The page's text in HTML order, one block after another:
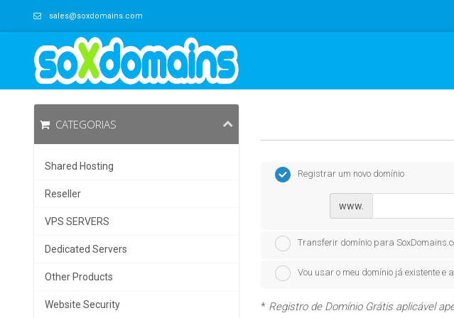
sales@soxdomains.com
CATEGORIAS
Shared Hosting
Reseller
VPS SERVERS
Dedicated Servers
Other Products
Website Security
Registrar um novo domínio
www.
Transferir domínio para
Vou usar o meu domínio já existente
* Registro de Domínio Grátis aplicável